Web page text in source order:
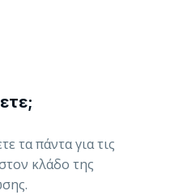
τα πάντα για τις
στον κλάδο της